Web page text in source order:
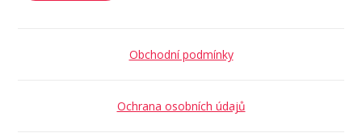
Obchodní podmínky
Ochrana osobních údajů